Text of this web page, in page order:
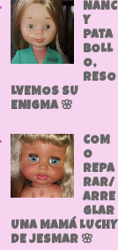
NANC
Y
PATA
BOLL
O,
RESO
LVEMOS SU
ENIGMA 🌸
COM
O
REPA
RAR/
ARRE
GLAR
UNA MAMÁ LUCHY
DE JESMAR 🌸